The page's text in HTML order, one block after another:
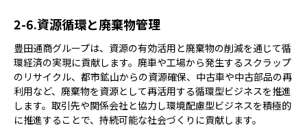
資源循環と廃棄物管理
豊田通商グループは、資源の有効活用と廃棄物の削減を通じて循
環経済の実現に貢献します。廃車や工場から発生するスクラップ
のリサイクル、都市鉱山からの資源確保、中古車や中古部品の再
利用など、廃棄物を資源として再活用する循環型ビジネスを推進
します。取引先や関係会社と協力し環境配慮型ビジネスを積極的
に推進することで、持続可能な社会づくりに貢献します。